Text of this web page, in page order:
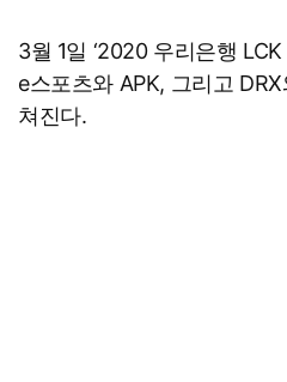
3월 1일 ‘2020 우리은행
e스포츠와 APK, 그리고
쳐진다.